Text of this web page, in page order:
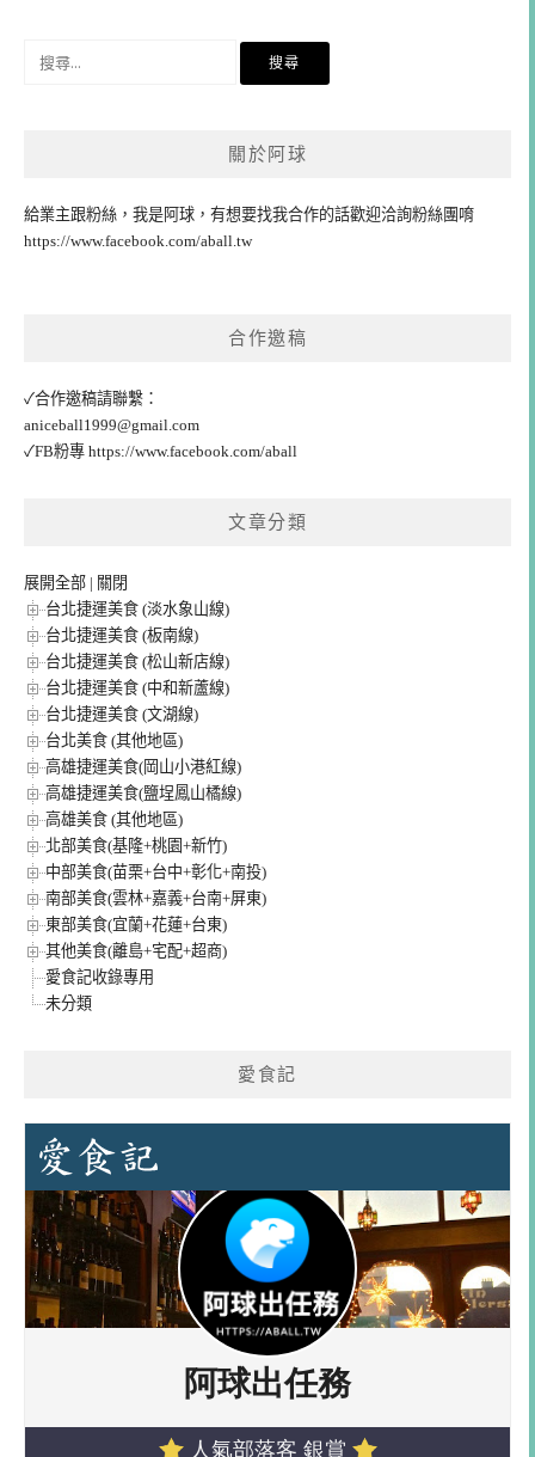
覽
關於阿球
給業主跟粉絲，我是阿球，有想要找我合作的話歡迎洽詢粉絲團唷
https://www.facebook.com/aball.tw
合作邀稿
✓合作邀稿請聯繫：
aniceball1999@gmail.com
✓FB粉專 https://www.facebook.com/aball
文章分類
展開全部 | 關閉
台北捷運美食 (淡水象山線)
台北捷運美食 (板南線)
台北捷運美食 (松山新店線)
台北捷運美食 (中和新蘆線)
台北捷運美食 (文湖線)
台北美食 (其他地區)
高雄捷運美食(岡山小港紅線)
高雄捷運美食(鹽埕鳳山橘線)
高雄美食 (其他地區)
北部美食(基隆+桃園+新竹)
中部美食(苗栗+台中+彰化+南投)
南部美食(雲林+嘉義+台南+屏東)
東部美食(宜蘭+花蓮+台東)
其他美食(離島+宅配+超商)
愛食記收錄專用
未分類
愛食記